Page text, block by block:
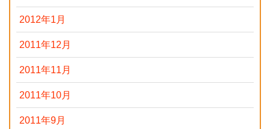
2012年1月
2011年12月
2011年11月
2011年10月
2011年9月